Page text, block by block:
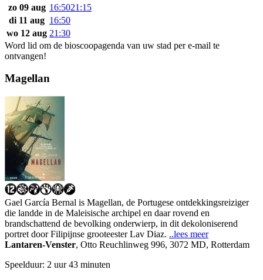
zo 09 aug 16:5021:15
di 11 aug 16:50
wo 12 aug 21:30
Word lid om de bioscoopagenda van uw stad per e-mail te
ontvangen!
Magellan
Gael García Bernal is Magellan, de Portugese ontdekkingsreiziger
die landde in de Maleisische archipel en daar rovend en
brandschattend de bevolking onderwierp, in dit dekoloniserend
portret door Filipijnse grooteester Lav Diaz. ..lees meer
Lantaren-Venster, Otto Reuchlinweg 996, 3072 MD, Rotterdam
Speelduur: 2 uur 43 minuten